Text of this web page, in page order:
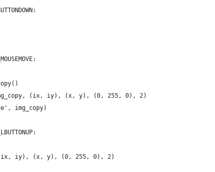
(ix, iy), (x, y), (0, 255, 0), 2)
img_copy)
iy), (x, y), (0, 255, 0), 2)